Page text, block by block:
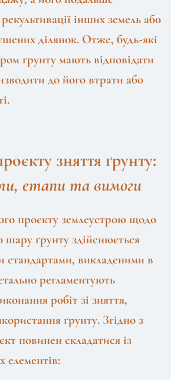
інших земель або
ділянок. Отже, будь-які
ґрунту мають відповідати
до його втрати або
зняття ґрунту:
етапи та вимоги
проєкту землеустрою щодо
шару ґрунту здійснюється
стандартами, викладеними в
регламентують
робіт зі зняття,
ґрунту. Згідно з
повинен складатися із
елементів: